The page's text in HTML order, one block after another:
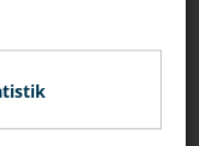
die sofort
du stutzig
kostenlos.